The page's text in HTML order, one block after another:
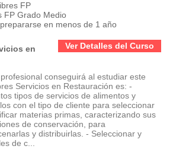
FP
FP Grado Medio
en menos de 1 año
Ver Detalles del Curso
en
conseguirá al estudiar este
Servicios en Restauración es: -
tipos de servicios de alimentos y
con el tipo de cliente para seleccionar
materias primas, caracterizando sus
de conservación, para
y distribuirlas. - Seleccionar y
de c...